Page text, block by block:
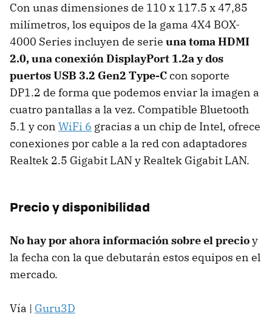
Con unas dimensiones de 110 x 117.5 x 47,85
milímetros, los equipos de la gama 4X4 BOX-
4000 Series incluyen de serie una toma HDMI
2.0, una conexión DisplayPort 1.2a y dos
puertos USB 3.2 Gen2 Type-Ccon soporte
DP1.2 de forma que podemos enviar la imagen a
cuatro pantallas a la vez. Compatible Bluetooth
5.1 y con WiFi 6 gracias a un chip de Intel, ofrece
conexiones por cable a la red con adaptadores
Realtek 2.5 Gigabit LAN y Realtek Gigabit LAN.
Precio y disponibilidad
No hay por ahora información sobre el precioy
la fecha con la que debutarán estos equipos en el
mercado.
Vía | Guru3D